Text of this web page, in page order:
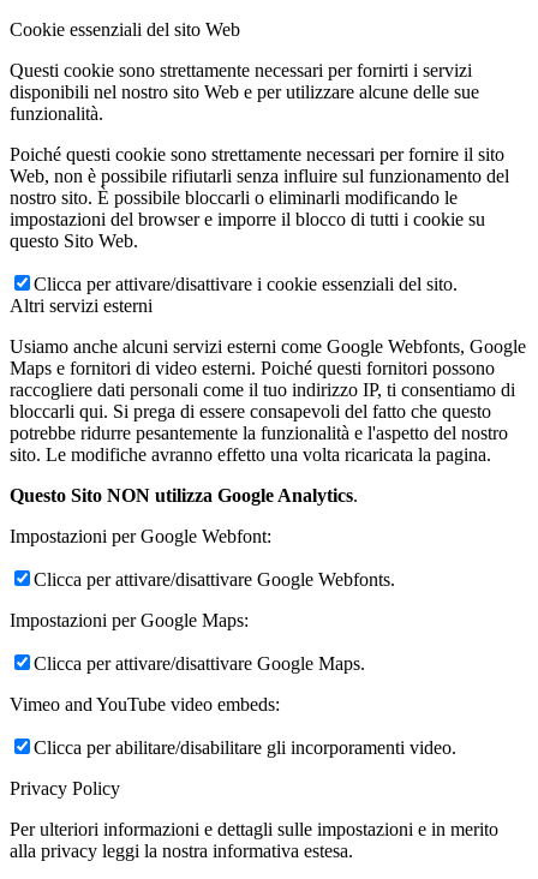
Cookie essenziali del sito Web
Questi cookie sono strettamente necessari per fornirti i servizi
disponibili nel nostro sito Web e per utilizzare alcune delle sue
funzionalità.
Poiché questi cookie sono strettamente necessari per fornire il sito
Web, non è possibile rifiutarli senza influire sul funzionamento del
nostro sito. È possibile bloccarli o eliminarli modificando le
impostazioni del browser e imporre il blocco di tutti i cookie su
questo Sito Web.
Clicca per attivare/disattivare i cookie essenziali del sito.
Altri servizi esterni
Usiamo anche alcuni servizi esterni come Google Webfonts, Google
Maps e fornitori di video esterni. Poiché questi fornitori possono
raccogliere dati personali come il tuo indirizzo IP, ti consentiamo di
bloccarli qui. Si prega di essere consapevoli del fatto che questo
potrebbe ridurre pesantemente la funzionalità e l'aspetto del nostro
sito. Le modifiche avranno effetto una volta ricaricata la pagina.
Questo Sito NON utilizza Google Analytics.
Impostazioni per Google Webfont:
Clicca per attivare/disattivare Google Webfonts.
Impostazioni per Google Maps:
Clicca per attivare/disattivare Google Maps.
Vimeo and YouTube video embeds:
Clicca per abilitare/disabilitare gli incorporamenti video.
Privacy Policy
Per ulteriori informazioni e dettagli sulle impostazioni e in merito
alla privacy leggi la nostra informativa estesa.